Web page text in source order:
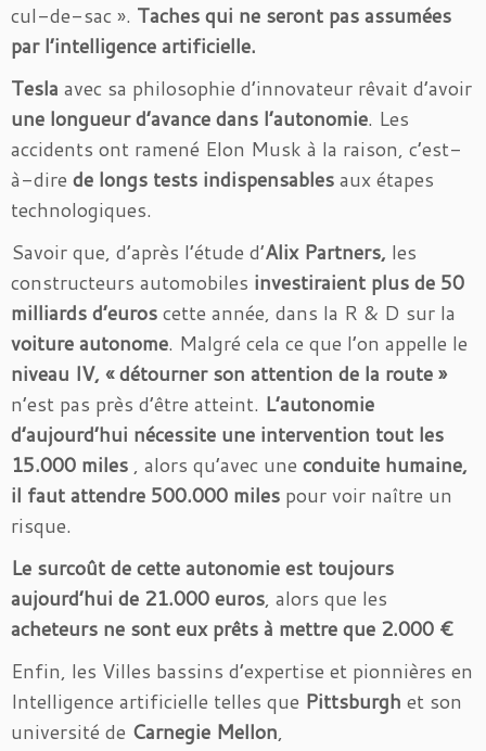
cul-de-sac ». Taches qui ne seront pas assumées
par l’intelligence artificielle.
Tesla avec sa philosophie d’innovateur rêvait d’avoir
une longueur d’avance dans l’autonomie. Les
accidents ont ramené Elon Musk à la raison, c’est-
à-dire de longs tests indispensablesaux étapes
technologiques.
Savoir que, d’après l’étude d’Alix Partners, les
constructeurs automobiles investiraient plus de 50
milliards d’euroscette année, dans la R & D sur la
voiture autonome. Malgré cela ce que l’on appelle le
niveau IV, « détourner son attention de la route »
n’est pas près d’être atteint. L’autonomie
d’aujourd’hui nécessite une intervention tout les
15.000 miles , alors qu’avec une conduite humaine,
il faut attendre 500.000 miles pour voir naître un
risque.
Le surcoût de cette autonomie est toujours
aujourd’hui de 21.000 euros, alors que les
acheteurs ne sont eux prêts à mettre que 2.000 €
Enfin, les Villes bassins d’expertise et pionnières en
Intelligence artificielle telles que Pittsburgh et son
université de Carnegie Mellon,